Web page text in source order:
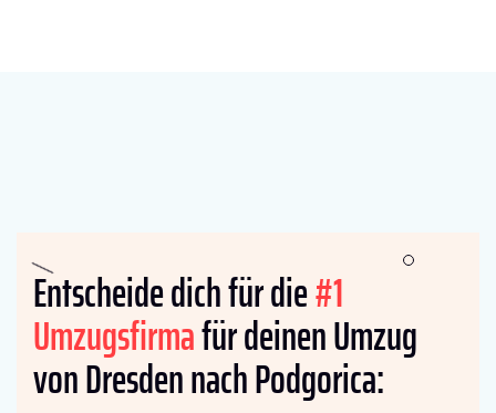
Entscheide dich für die#1
Umzugsfirmafür deinen Umzug
von Dresden nach Podgorica: